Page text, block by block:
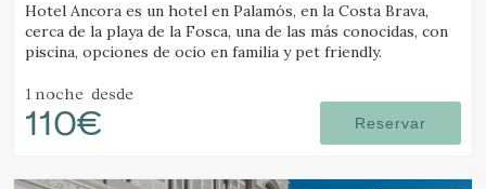
Hotel Ancora es un hotel en Palamós, en la Costa Brava,
cerca de la playa de la Fosca, una de las más conocidas, con
piscina, opciones de ocio en familia y pet friendly.
1 noche desde
110€ Reservar